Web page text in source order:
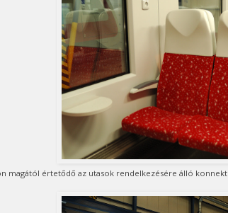
magától értetődő az utasok rendelkezésére álló